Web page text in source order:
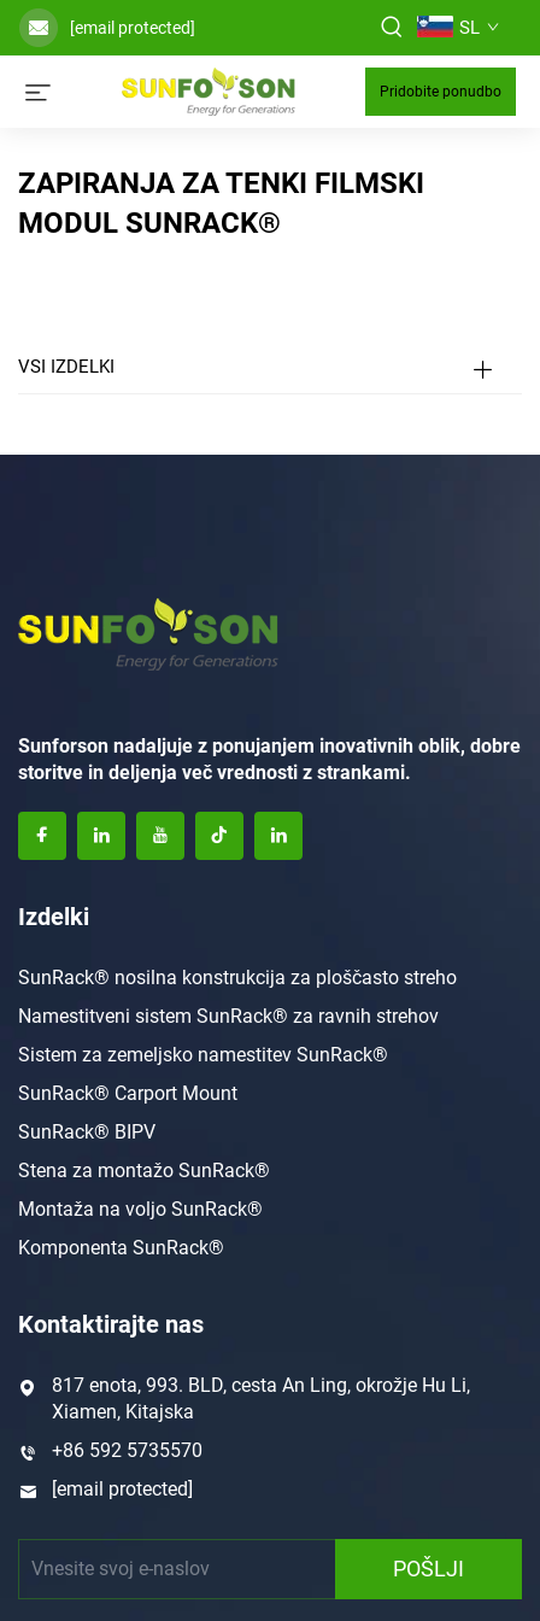
[email protected] SL
Pridobite ponudbo
ZAPIRANJA ZA TENKI FILMSKI
MODUL SUNRACK®
VSI IZDELKI
Sunforson nadaljuje z ponujanjem inovativnih oblik, dobre
storitve in deljenja več vrednosti z strankami.
Izdelki
SunRack® nosilna konstrukcija za ploščasto streho
Namestitveni sistem SunRack® za ravnih strehov
Sistem za zemeljsko namestitev SunRack®
SunRack® Carport Mount
SunRack® BIPV
Stena za montažo SunRack®
Montaža na voljo SunRack®
Komponenta SunRack®
Kontaktirajte nas
817 enota, 993. BLD, cesta An Ling, okrožje Hu Li,
Xiamen, Kitajska
+86 592 5735570
[email protected]
POŠLJI